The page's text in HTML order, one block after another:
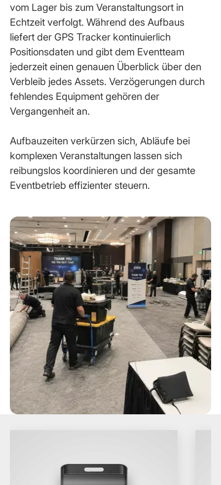
vom Lager bis zum Veranstaltungsort in
Echtzeit verfolgt. Während des Aufbaus
liefert der GPS Tracker kontinuierlich
Positionsdaten und gibt dem Eventteam
jederzeit einen genauen Überblick über den
Verbleib jedes Assets. Verzögerungen durch
fehlendes Equipment gehören der
Vergangenheit an.
Aufbauzeiten verkürzen sich, Abläufe bei
komplexen Veranstaltungen lassen sich
reibungslos koordinieren und der gesamte
Eventbetrieb effizienter steuern.